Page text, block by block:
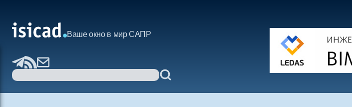
Ваше окно в мир САПР